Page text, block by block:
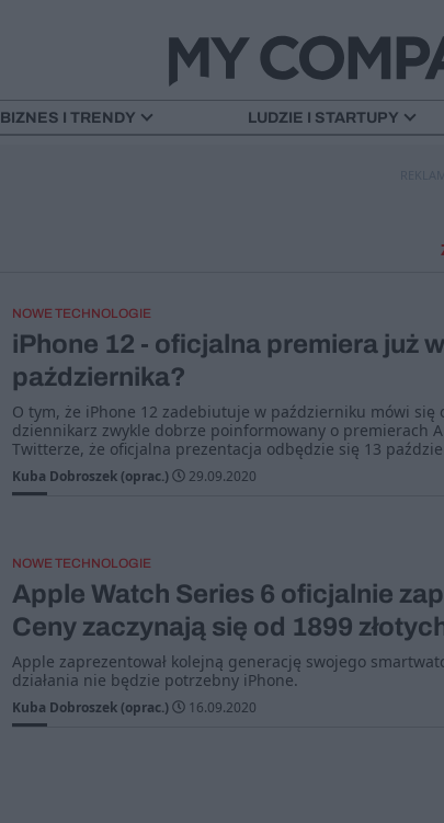
BIZNES I TRENDY LUDZIE I STARTUPY
NOWE TECHNOLOGIE
iPhone 12 - oficjalna premiera już
października?
O tym, że iPhone 12 zadebiutuje w październiku mówi się
dziennikarz zwykle dobrze poinformowany o premierach
Twitterze, że oficjalna prezentacja odbędzie się 13
Kuba Dobroszek (oprac.) 29.09.2020
NOWE TECHNOLOGIE
Apple Watch Series 6 oficjalnie
Ceny zaczynają się od 1899
Apple zaprezentował kolejną generację swojego
działania nie będzie potrzebny iPhone.
Kuba Dobroszek (oprac.) 16.09.2020